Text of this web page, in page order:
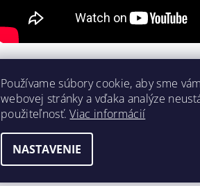
Pridať komentár
Používame súbory cookie, aby sme
webovej stránky a vďaka analýze
použiteľnosť.Viac informácií
NASTAVENIE